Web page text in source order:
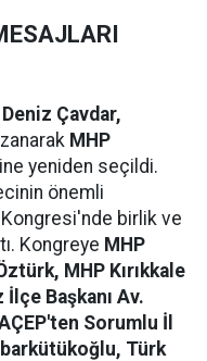
Çavdar,
MHP
yeniden seçildi.
önemli
Kongresi'nde birlik ve
Kongreye MHP
MHP Kırıkkale
Başkanı Av.
Sorumlu İl
Türk